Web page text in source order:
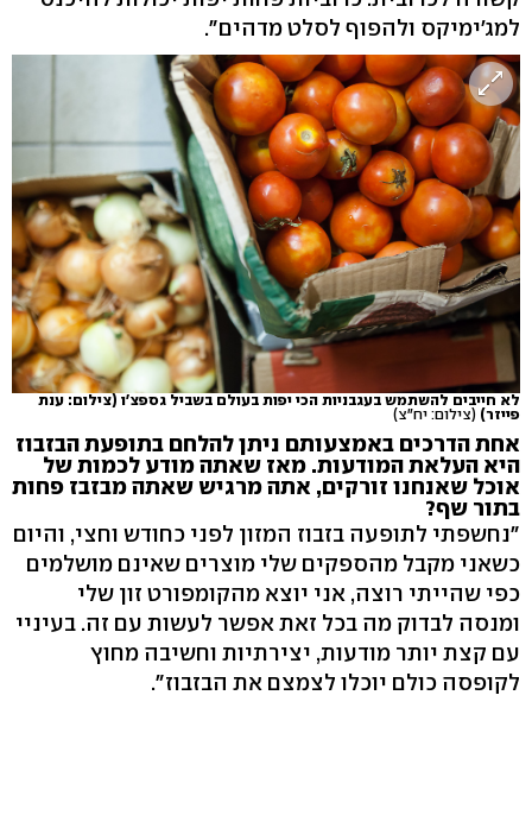
למג׳ימיקס ולהפוף לסלט מדהים".
לא חייבים להשתמש בעגבניות הכי יפות בעולם בשביל גספצ'ו (צילום: ענת
פייזר) (צילום: יח"צ)
אחת הדרכים באמצעותם ניתן להלחם בתופעת הבזבוז
היא העלאת המודעות. מאז שאתה מודע לכמות של
אוכל שאנחנו זורקים, אתה מרגיש שאתה מבזבז פחות
בתור שף?
"נחשפתי לתופעה בזבוז המזון לפני כחודש וחצי, והיום
כשאני מקבל מהספקים שלי מוצרים שאינם מושלמים
כפי שהייתי רוצה, אני יוצא מהקומפורט זון שלי
ומנסה לבדוק מה בכל זאת אפשר לעשות עם זה. בעיניי
עם קצת יותר מודעות, יצירתיות וחשיבה מחוץ
לקופסה כולם יוכלו לצמצם את הבזבוז".